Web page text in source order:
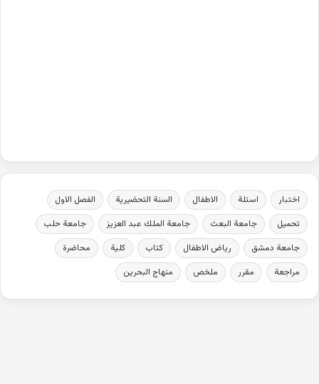
اختبار اسئلة الاطفال السنة التحضيرية
الفصل الاول
تحميل
جامعة البعث جامعة الملك عبد العزيز
جامعة حلب
جامعة دمشق
رياض الاطفال كتاب كلية
محاضرة
مراجعة
مقرر ملخص منهاج البحرين